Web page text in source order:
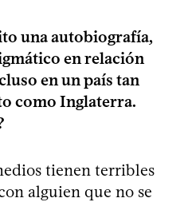
una autobiografía,
en relación
en un país tan
como Inglaterra.
tienen terribles
alguien que no se